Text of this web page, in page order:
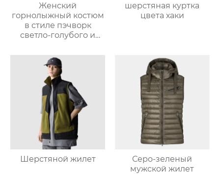
Женский
горнолыжный костюм
в стиле пэчворк
светло-голубого и
цвета
шерстяная куртка
цвета хаки
Шерстяной жилет
Серо-зеленый
мужской жилет